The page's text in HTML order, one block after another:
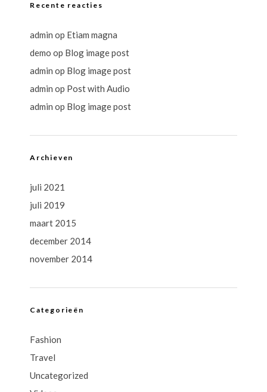
Recente reacties
admin op Etiam magna
demo op Blog image post
admin op Blog image post
admin op Post with Audio
admin op Blog image post
Archieven
juli 2021
juli 2019
maart 2015
december 2014
november 2014
Categorieën
Fashion
Travel
Uncategorized